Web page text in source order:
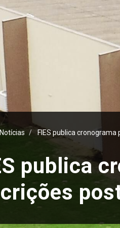
Notícias FIES publica
publica